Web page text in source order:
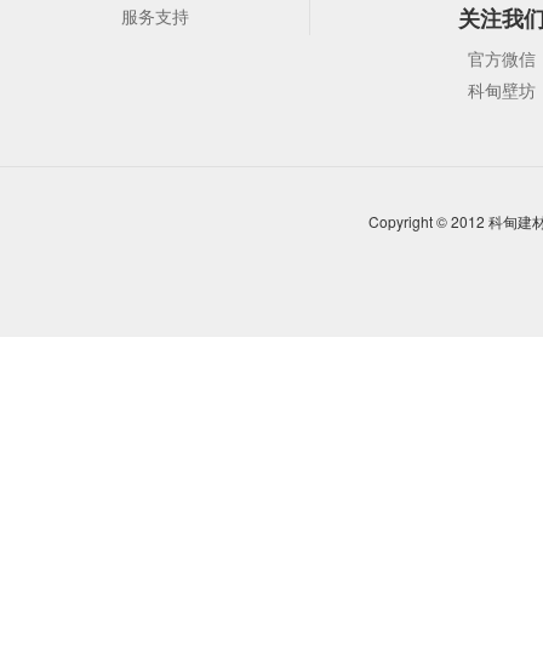
服务支持
关注我
官方微信
科甸壁坊
Copyright © 2012 科甸